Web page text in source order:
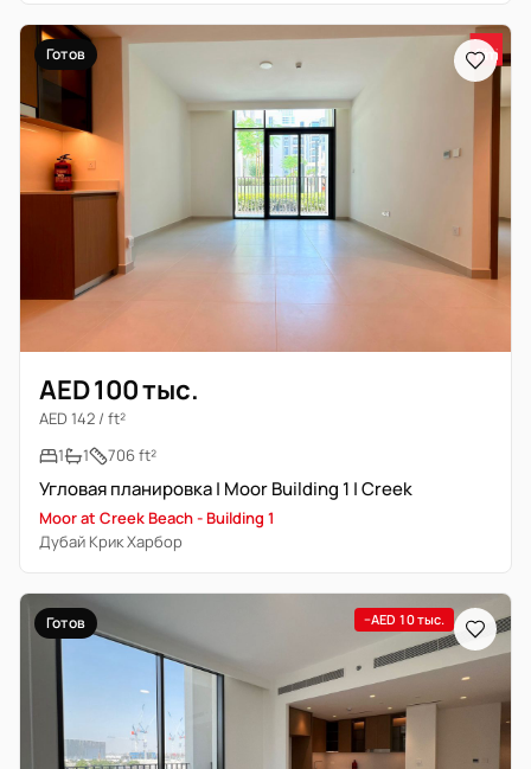
Готов
AED 100 тыс.
AED 142 / ft²
1
1 706 ft²
Угловая планировка | Moor Building 1 | Creek
Moor at Creek Beach - Building 1
Дубай Крик Харбор
Готов −AED 10 тыс.